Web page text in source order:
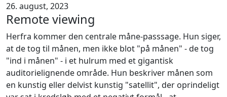
26. august, 2023
Remote viewing
Herfra kommer den centrale måne-passsage. Hun siger,
at de tog til månen, men ikke blot "på månen" - de tog
"ind i månen" - i et hulrum med et gigantisk
auditorielignende område. Hun beskriver månen som
en kunstig eller delvist kunstig "satellit", der oprindeligt